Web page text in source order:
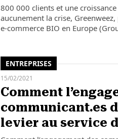
800 000 clients et une
aucunement la crise,
e-commerce BIO en Europe
ENTREPRISES
15/02/2021
Comment
communicant.es
levier au service